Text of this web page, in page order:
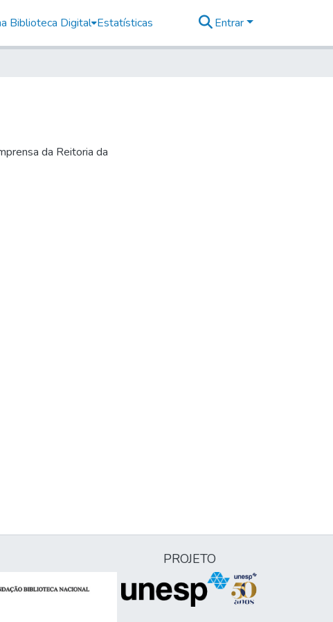
Biblioteca Digital Estatísticas Entrar
da Reitoria da
PROJETO